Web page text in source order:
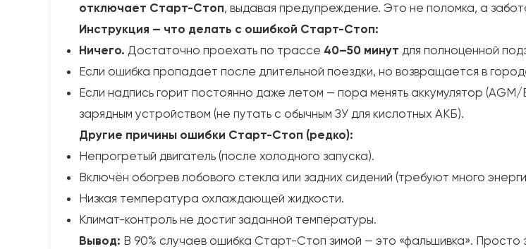
отключает Старт-Стоп, выдавая предупреждение. Это не поломка, а
Инструкция — что делать с ошибкой Старт-Стоп:
Ничего. Достаточно проехать по трассе 40–50 минут для полноценной
Если ошибка пропадает после длительной поездки, но возвращается в
Если надпись горит постоянно даже летом — пора менять аккумулятор
зарядным устройством (не путать с обычным ЗУ для кислотных АКБ).
Другие причины ошибки Старт-Стоп (редко):
Непрогретый двигатель (после холодного запуска).
Включён обогрев лобового стекла или задних сидений (требуют много
Низкая температура охлаждающей жидкости.
Климат-контроль не достиг заданной температуры.
Вывод: В 90% случаев ошибка Старт-Стоп зимой — это «фальшивка». Просто